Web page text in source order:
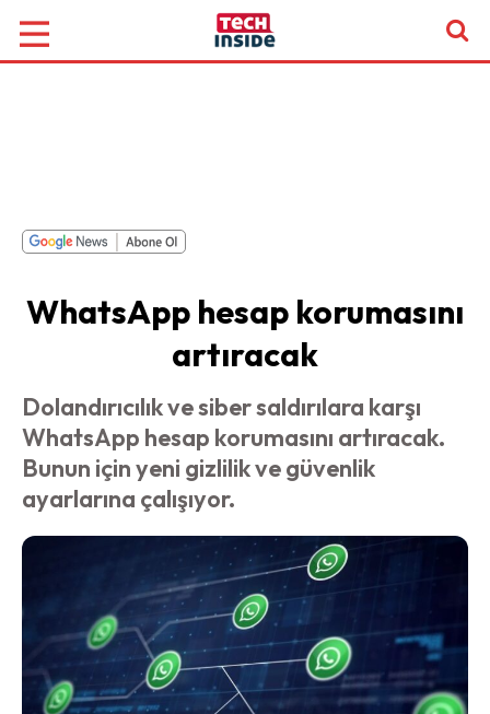
WhatsApp hesap korumasını
artıracak
Dolandırıcılık ve siber saldırılara karşı
WhatsApp hesap korumasını artıracak.
Bunun için yeni gizlilik ve güvenlik
ayarlarına çalışıyor.